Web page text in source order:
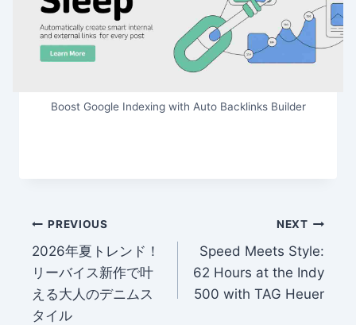
Boost Google Indexing with Auto Backlinks Builder
Post
navigation
PREVIOUS
2026年夏トレンド！
リーバイス新作で叶
える大人のデニムス
タイル
NEXT
Speed Meets Style:
62 Hours at the Indy
500 with TAG Heuer